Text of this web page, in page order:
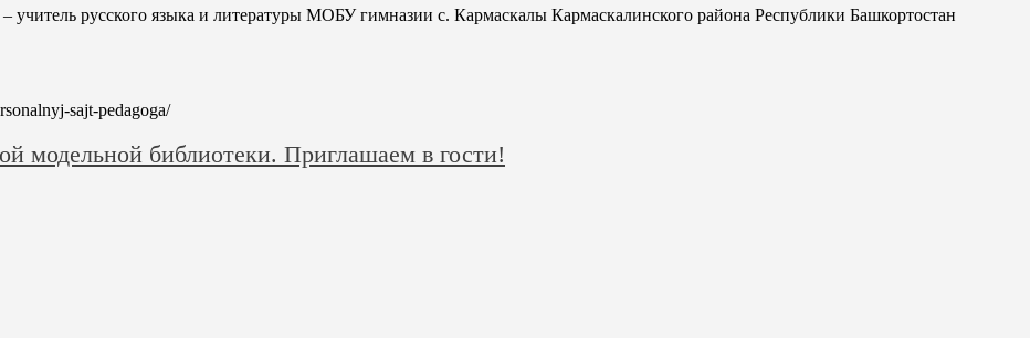
учитель русского языка и литературы МОБУ гимназии с. Кармаскалы Кармаскалинского района Республики Башкортостан
sajt-pedagoga/
модельной библиотеки. Приглашаем в гости!